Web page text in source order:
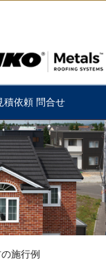
積依頼 問合せ
施行例